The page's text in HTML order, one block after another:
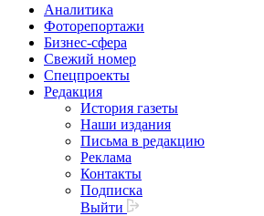
Аналитика
Фоторепортажи
Бизнес-сфера
Свежий номер
Спецпроекты
Редакция
История газеты
Наши издания
Письма в редакцию
Реклама
Контакты
Подписка
Выйти